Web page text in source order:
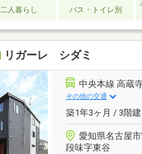
二人暮らし バス・トイレ別
リガーレ シダミ
中央本線 高蔵
その他の交通
築1年3ヶ月 / 3階建
愛知県名古屋
段味字東谷